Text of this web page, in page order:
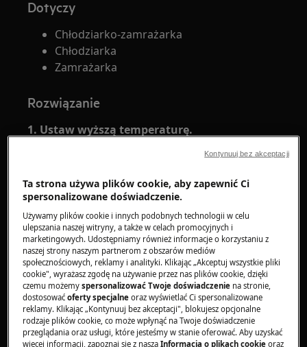
Dotyczy
Chłodziarko-zamrażarka
Chłodziarka
Zamrażarka
Rozwiązanie
1. Ustaw wyższą temperaturę.
Ustaw temperaturę chłodziarki na4°C, a
2. Sprawdź, czy drzwi są prawidłowo
zamknięte i unikaj pozostawiania drzwi
otwartych przez długi czas.
3. Zaczekaj aż temperatura żywności obniży
się do temperatury pokojowej przed
przechowywaniem.
Unikaj wstawiania do lodówki gorących
produktów - prowadzi to do wzrostu
Ta strona używa plików cookie, aby zapewnić Ci
spersonalizowane doświadczenie.
Używamy plików cookie i innych podobnych technologii w celu
ulepszania naszej witryny, a także w celach promocyjnych i
marketingowych. Udostępniamy również informacje o korzystaniu z
naszej strony naszym partnerom z obszarów mediów
społecznościowych, reklamy i analityki. Klikając „Akceptuj wszystkie pliki
cookie", wyrażasz zgodę na używanie przez nas plików cookie, dzięki
czemu możemyspersonalizować Twoje doświadczenie na stronie,
dostosowaćoferty specjalne oraz wyświetlać Ci spersonalizowane
reklamy. Klikając „Kontynuuj bez akceptacji", blokujesz opcjonalne
rodzaje plików cookie, co może wpłynąć na Twoje doświadczenie
przeglądania oraz usługi, które jesteśmy w stanie oferować. Aby uzyskać
więcej informacji, zapoznaj się z nasząInformacją o plikach cookie oraz
Kontynuuj bez akceptacji